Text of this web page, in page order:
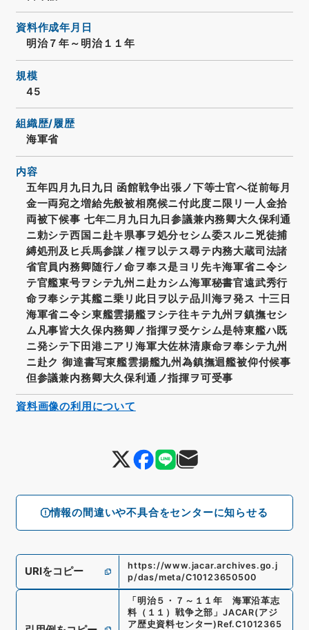
情報の間違いや不具合をセンターに知らせる
資料作成年月日
明治７年～明治１１年
規模
45
組織歴/履歴
海軍省
内容
五年四月九日九日 函館戦争出張ノ下等士官へ従前毎月
金一両宛之増給先般被相廃候ニ付此度ニ限リ一人金拾
両被下候事 七年二月九日九日参議兼内務卿大久保利通
ニ勅シテ西国ニ赴キ県事ヲ処分セシム委スルニ兇徒捕
縛処刑及ヒ兵馬参謀ノ権ヲ以テス尋テ内務大蔵司法諸
省官員内務卿随行ノ命ヲ奉ス是ヨリ先キ海軍省ニ令シ
テ官艦東号ヲシテ九州ニ赴カシム海軍秘書官遠武秀行
命ヲ奉シテ其艦ニ乗リ此日ヲ以テ品川海ヲ発ス 十三日
海軍省ニ令シ東艦雲揚艦ヲシテ往キテ九州ヲ鎮撫セシ
ム凡事皆大久保内務卿ノ指揮ヲ受ケシム是特東艦ハ既
ニ発シテ下田港ニアリ海軍大佐林清康命ヲ奉シテ九州
ニ赴ク 御達書写東艦雲揚艦九州為鎮撫迴艦被仰付候事
但参議兼内務卿大久保利通ノ指揮ヲ可受事
URIをコピー
https://www.jacar.archives.go.j
p/das/meta/C10123650500
「明治５・７～１１年 海軍沿革志
料（１１）戦争之部 」 JACAR(アジ
ア歴史資料センター) Ref.C1012365
資料画像の利用について